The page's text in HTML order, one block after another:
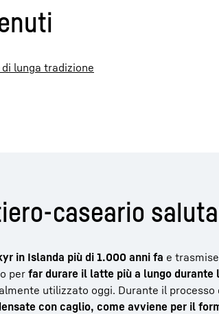
lunga tradizione
caseario
in Islanda più di 1.000 anni fa e
per far durare il latte più a lungo durante
utilizzato oggi. Durante il processo
con caglio, come avviene per il